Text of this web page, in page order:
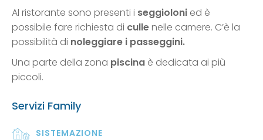
Al ristorante sono presenti i seggioloni ed è
possibile fare richiesta di cullenelle camere. C’è la
possibilità di noleggiare i passeggini.
Una parte della zona piscina è dedicata ai più
piccoli.
Servizi Family
SISTEMAZIONE